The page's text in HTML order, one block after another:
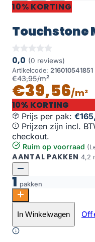
10% KORTING
Touchstone
0,0 (0 reviews)
Artikelcode: 216010541851
€43,95/m²
€39,56/m²
10% KORTING
Prijs per pak:
Prijzen zijn incl.
checkout.
Ruim op voorraad
AANTAL PAKKEN 4,2
1 pakken
Touchstone Medium
Toevoegen aan
In Winkelwagen